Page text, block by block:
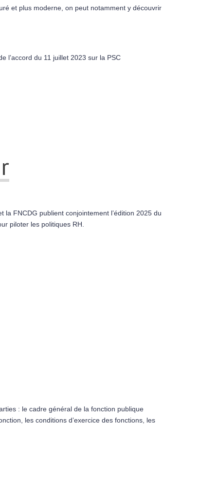
et plus moderne, on peut notamment y découvrir
l’accord du 11 juillet 2023 sur la PSC
FNCDG publient conjointement l’édition 2025 du
piloter les politiques RH.
: le cadre général de la fonction publique
les conditions d’exercice des fonctions, les